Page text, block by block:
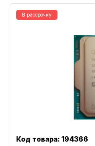
В рассрочку
Код товара: 194366